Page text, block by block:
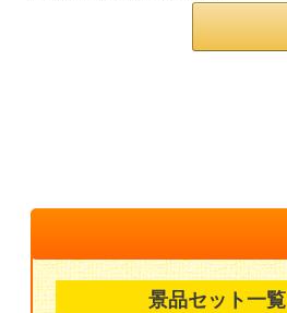
景品セット一覧